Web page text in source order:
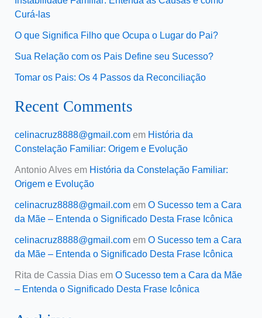
Curá-las
O que Significa Filho que Ocupa o Lugar do Pai?
Sua Relação com os Pais Define seu Sucesso?
Tomar os Pais: Os 4 Passos da Reconciliação
Recent Comments
celinacruz8888@gmail.comem História da
Constelação Familiar: Origem e Evolução
Antonio Alvesem História da Constelação Familiar:
Origem e Evolução
celinacruz8888@gmail.comem O Sucesso tem a Cara
da Mãe – Entenda o Significado Desta Frase Icônica
celinacruz8888@gmail.comem O Sucesso tem a Cara
da Mãe – Entenda o Significado Desta Frase Icônica
Rita de Cassia Diasem O Sucesso tem a Cara da Mãe
– Entenda o Significado Desta Frase Icônica